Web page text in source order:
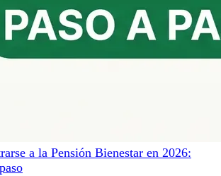
a la Pensión Bienestar en 2026: